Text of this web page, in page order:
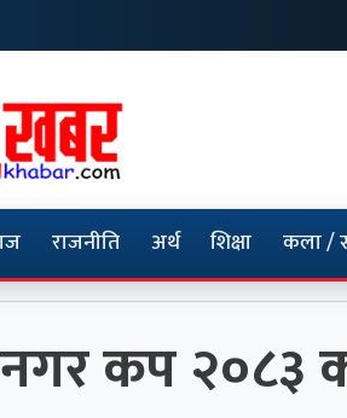
राजनीति अर्थ शिक्षा कला /
नगर कप २०८३